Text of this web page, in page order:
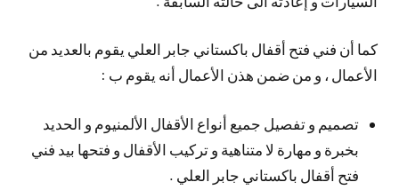
كما أن فني فتح أقفال باكستاني جابر العلي يقوم بالعديد من
الأعمال ، و من ضمن هذن الأعمال أنه يقوم ب :
تصميم و تفصيل جميع أنواع الأقفال الألمنيوم و الحديد
بخبرة و مهارة لا متناهية و تركيب الأقفال و فتحها بيد فني
فتح أقفال باكستاني جابر العلي .